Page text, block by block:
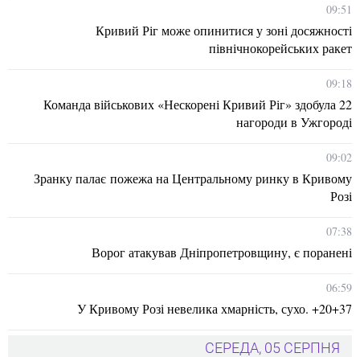
09:51
Кривий Ріг може опинитися у зоні досяжності
північнокорейських ракет
09:18
Команда військових «Нескорені Кривий Ріг» здобула 22
нагороди в Ужгороді
09:02
Зранку палає пожежа на Центральному ринку в Кривому
Розі
07:38
Ворог атакував Дніпропетровщину, є поранені
06:59
У Кривому Розі невелика хмарність, сухо. +20+37
СЕРЕДА, 05 СЕРПНЯ